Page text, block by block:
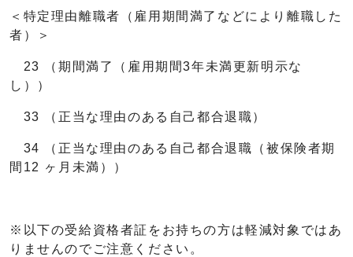
＜特定理由離職者（雇用期間満了などにより離職した
者）＞
23 （期間満了（雇用期間3年未満更新明示な
し））
33 （正当な理由のある自己都合退職）
34 （正当な理由のある自己都合退職（被保険者期
間12 ヶ月未満））
※以下の受給資格者証をお持ちの方は軽減対象ではあ
りませんのでご注意ください。